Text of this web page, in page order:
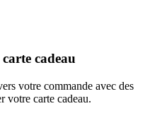
cadeau
votre commande avec des
votre carte cadeau.